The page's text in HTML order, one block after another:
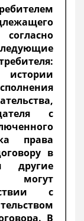
с
права
в
другие
могут
с
В